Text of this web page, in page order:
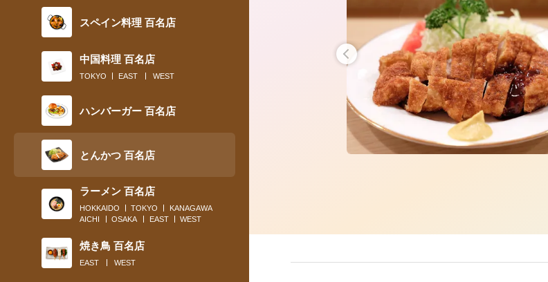
スペイン料理 百名店
中国料理 百名店
TOKYO EAST WEST
ハンバーガー 百名店
とんかつ 百名店
ラーメン 百名店
HOKKAIDO TOKYO
KANAGAWA
AICHI
OSAKA EAST WEST
焼き鳥 百名店
EAST WEST
2018.12.26
2018年、ビジネスパーソンたちの胃袋を
刺激した味トップ５